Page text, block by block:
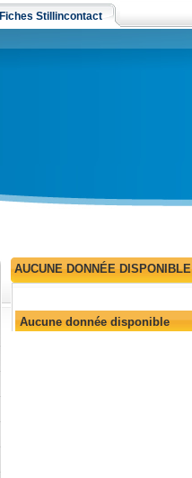
Fiches Stillincontact
AUCUNE DONNÉE DISPONIBLE
Aucune donnée disponible